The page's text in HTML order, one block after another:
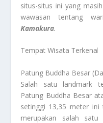
situs-situs ini yang
wawasan tentang
Kamakura.
Tempat Wisata Terkenal
Patung Buddha Besar
Salah satu landmark
Patung Buddha Besar
setinggi 13,35 meter
merupakan salah